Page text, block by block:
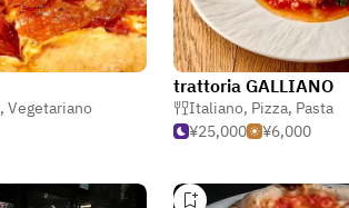
, Vegetariano
trattoria GALLIANO
Italiano, Pizza, Pasta
¥25,000
¥6,000